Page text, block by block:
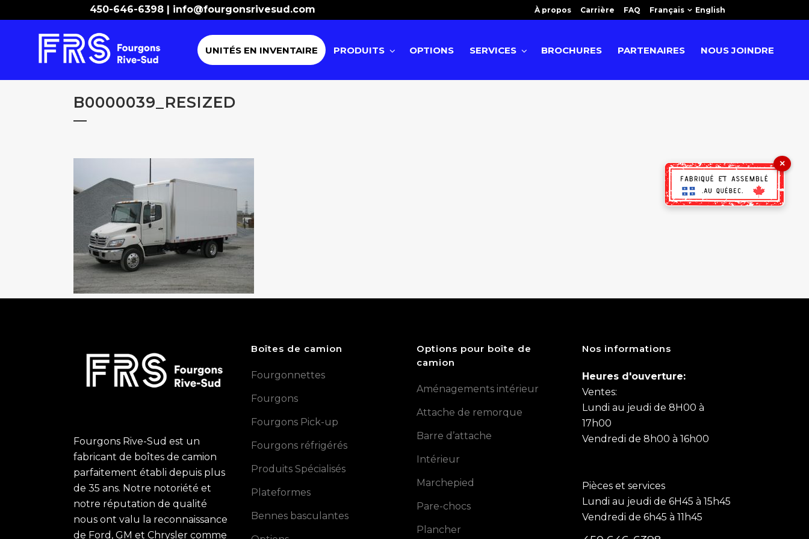
450-646-6398 | info@fourgonsrivesud.com À propos Carrière FAQ Français English
UNITÉS EN INVENTAIRE PRODUITS OPTIONS SERVICES BROCHURES PARTENAIRES NOUS JOINDRE
B0000039_RESIZED
Fourgons Rive-Sud est un
fabricant de boîtes de camion
parfaitement établi depuis plus
de 35 ans. Notre notoriété et
notre réputation de qualité
nous ont valu la reconnaissance
de Ford, GM et Chrysler comme
Boîtes de camion
Fourgonnettes
Fourgons
Fourgons Pick-up
Fourgons réfrigérés
Produits Spécialisés
Plateformes
Bennes basculantes
Options pour boîte de
camion
Aménagements intérieur
Attache de remorque
Barre d’attache
Intérieur
Marchepied
Pare-chocs
Plancher
Nos informations
Heures d'ouverture:
Ventes:
Lundi au jeudi de 8H00 à
17h00
Vendredi de 8h00 à 16h00
Pièces et services
Lundi au jeudi de 6H45 à 15h45
Vendredi de 6h45 à 11h45
×